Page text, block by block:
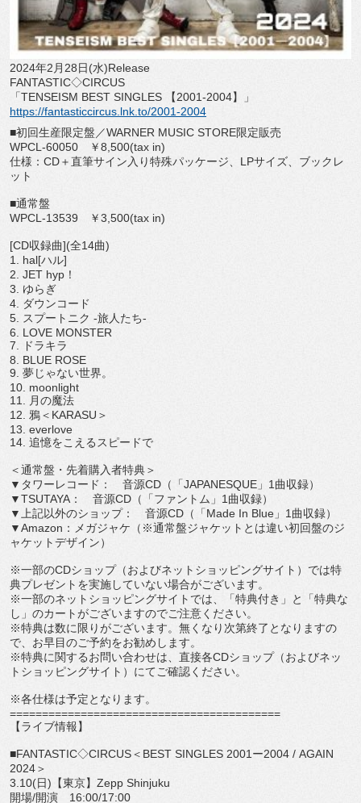
2024年2月28日(水)Release
FANTASTIC◇CIRCUS
「TENSEISM BEST SINGLES 【2001-2004】」
https://fantasticcircus.lnk. to/2001-2004
■初回生産限定盤／WARNER MUSIC STORE限定販売
WPCL-60050 ￥8,500(tax in)
仕様：CD＋直筆サイン入り特殊パッケージ、LPサイズ、 ブックレ
ット
■通常盤
WPCL-13539 ￥3,500(tax in)
[CD収録曲](全14曲)
1. hal[ハル]
2. JET hyp！
3. ゆらぎ
4. ダウンコード
5. スプートニク -旅人たち-
6. LOVE MONSTER
7. ドラキラ
8. BLUE ROSE
9. 夢じゃない世界。
10. moonlight
11. 月の魔法
12. 鴉＜KARASU＞
13. everlove
14. 追憶をこえるスピードで
＜通常盤・先着購入者特典＞
▼タワーレコード： 音源CD（「JAPANESQUE」1曲収録）
▼TSUTAYA： 音源CD（「ファントム」1曲収録）
▼上記以外のショップ： 音源CD（「Made In Blue」1曲収録）
▼Amazon：メガジャケ（※通常盤ジャケットとは違い初回盤のジ
ャケットデザイン）
※一部のCDショップ（およびネットショッピングサイト） では特
典プレゼントを実施していない場合がございます。
※一部のネットショッピングサイトでは、「特典付き」と「特典な
し」のカートがございますのでご注意ください。
※特典は数に限りがございます。 無くなり次第終了となりますの
で、 お早目のご予約をお勧めします。
※特典に関するお問い合わせは、直接各CDショップ（およびネッ
トショッピングサイト）にてご確認ください。
※各仕様は予定となります。
==========================================
【ライブ情報】
■FANTASTIC◇CIRCUS＜BEST SINGLES 2001ー2004 / AGAIN
2024＞
3.10(日)【東京】Zepp Shinjuku
開場/開演 16:00/17:00